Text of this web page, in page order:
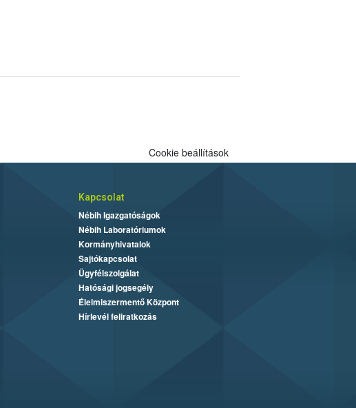
Cookie beállítások
Kapcsolat
Nébih Igazgatóságok
Nébih Laboratóriumok
Kormányhivatalok
Sajtókapcsolat
Ügyfélszolgálat
Hatósági jogsegély
Élelmiszermentő Központ
Hírlevél feliratkozás